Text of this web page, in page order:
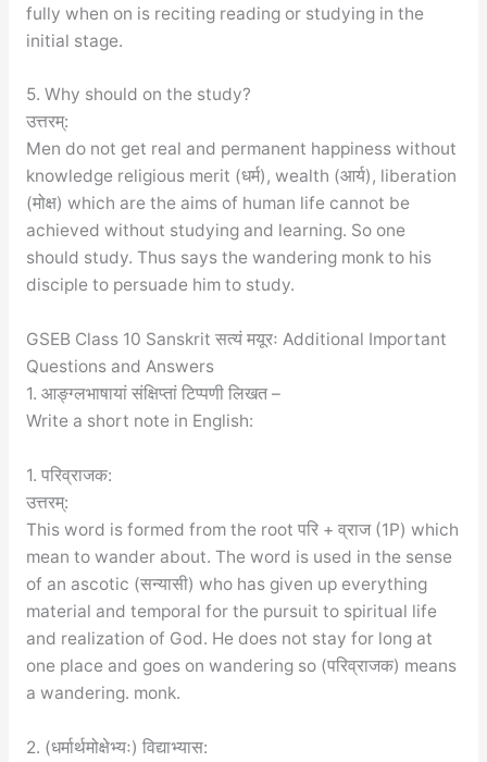
fully when on is reciting reading or studying in the
initial stage.
5. Why should on the study?
उत्तरम्:
Men do not get real and permanent happiness without
knowledge religious merit (धर्म), wealth (आर्य), liberation
(मोक्ष) which are the aims of human life cannot be
achieved without studying and learning. So one
should study. Thus says the wandering monk to his
disciple to persuade him to study.
GSEB Class 10 Sanskrit सत्यं मयूरः Additional Important
Questions and Answers
1. आङ्ग्लभाषायां संक्षिप्तां टिप्पणी लिखत –
Write a short note in English:
1. परिव्राजक:
उत्तरम्:
This word is formed from the root परि + व्राज (1P) which
mean to wander about. The word is used in the sense
of an ascotic (सन्यासी) who has given up everything
material and temporal for the pursuit to spiritual life
and realization of God. He does not stay for long at
one place and goes on wandering so (परिव्राजक) means
a wandering. monk.
2. (धर्मार्थमोक्षेभ्यः) विद्याभ्यास: